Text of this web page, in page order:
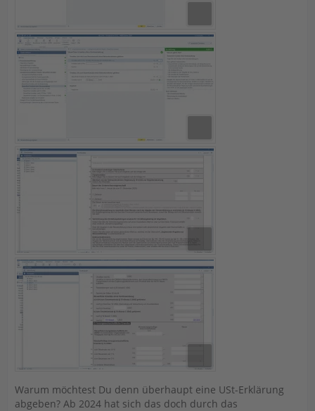
Warum möchtest Du denn überhaupt eine USt-Erklärung
abgeben? Ab 2024 hat sich das doch durch das